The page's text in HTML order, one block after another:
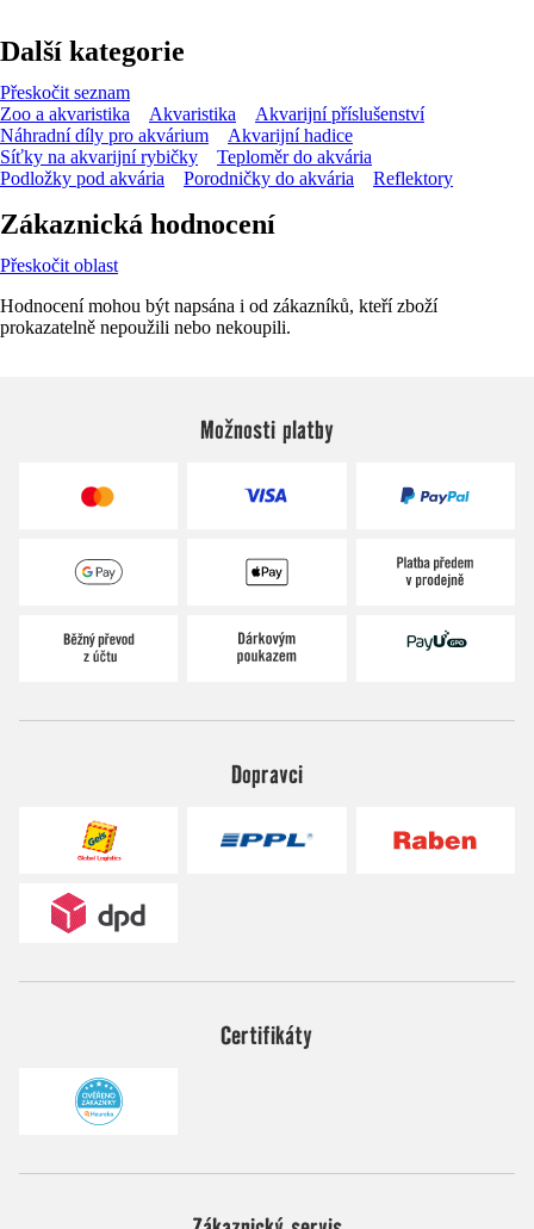
Další kategorie
Přeskočit seznam
Zoo a akvaristika
Akvaristika
Akvarijní příslušenství
Náhradní díly pro akvárium
Akvarijní hadice
Síťky na akvarijní rybičky
Teploměr do akvária
Podložky pod akvária
Porodničky do akvária Reflektory
Zákaznická hodnocení
Přeskočit oblast
Hodnocení mohou být napsána i od zákazníků, kteří zboží
prokazatelně nepoužili nebo nekoupili.
Možnosti platby
Dopravci
Certifikáty